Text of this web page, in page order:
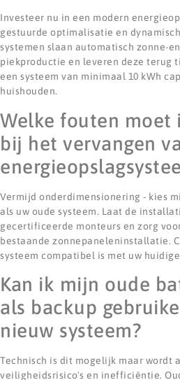
Investeer nu in een modern
gestuurde optimalisatie en
systemen slaan automatisch zonne-
piekproductie en leveren deze terug
een systeem van minimaal 10 kWh
huishouden.
Welke fouten moet
bij het vervangen
Vermijd onderdimensionering - kies
als uw oude systeem. Laat de
gecertificeerde monteurs en zorg
bestaande zonnepaneleninstallatie.
systeem compatibel is met uw
Kan ik mijn oude
als backup
nieuw systeem?
Technisch is dit mogelijk maar wordt
veiligheidsrisico's en inefficiëntie.